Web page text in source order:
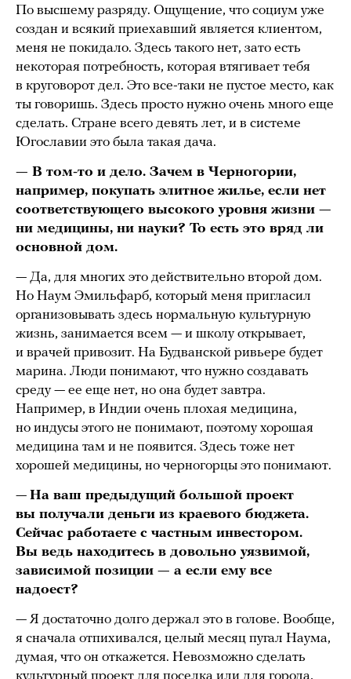
По высшему разряду. Ощущение, что социум уже
создан и всякий приехавший является клиентом,
меня не покидало. Здесь такого нет, зато есть
некоторая потребность, которая втягивает тебя
в круговорот дел. Это все-таки не пустое место, как
ты говоришь. Здесь просто нужно очень много еще
сделать. Стране всего девять лет, и в системе
Югославии это была такая дача.
— В том-то и дело. Зачем в Черногории,
например, покупать элитное жилье, если нет
соответствующего высокого уровня жизни —
ни медицины, ни науки? То есть это вряд ли
основной дом.
— Да, для многих это действительно второй дом.
Но Наум Эмильфарб, который меня пригласил
организовывать здесь нормальную культурную
жизнь, занимается всем — и школу открывает,
и врачей привозит. На Будванской ривьере будет
марина. Люди понимают, что нужно создавать
среду — ее еще нет, но она будет завтра.
Например, в Индии очень плохая медицина,
но индусы этого не понимают, поэтому хорошая
медицина там и не появится. Здесь тоже нет
хорошей медицины, но черногорцы это понимают.
— На ваш предыдущий большой проект
вы получали деньги из краевого бюджета.
Сейчас работаете с частным инвестором.
Вы ведь находитесь в довольно уязвимой,
зависимой позиции — а если ему все
надоест?
— Я достаточно долго держал это в голове. Вообще,
я сначала отпихивался, целый месяц пугал Наума,
думая, что он откажется. Невозможно сделать
культурный проект для поселка или для города,